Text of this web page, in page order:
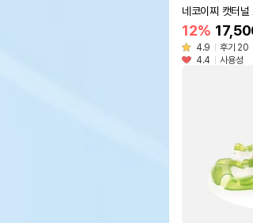
네코이찌 캣터널
12%
4.9
후기 20
4.4
사용성